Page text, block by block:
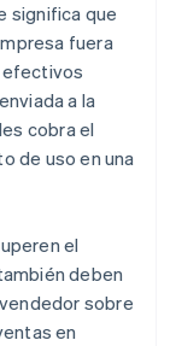
significa que
fuera
a la
cobra el
de uso en una
el
deben
sobre
en